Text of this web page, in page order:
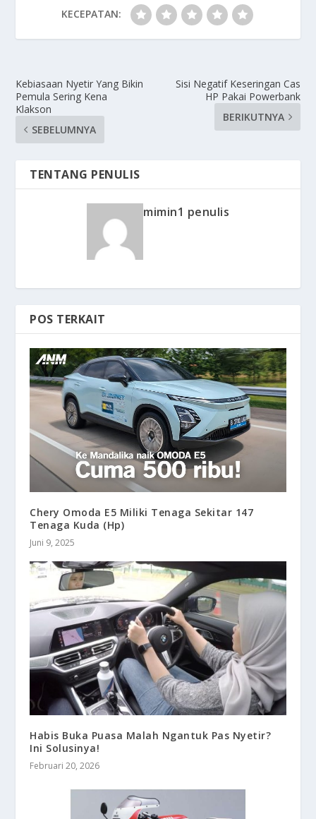
KECEPATAN:
Kebiasaan Nyetir Yang Bikin
Pemula Sering Kena
Klakson
SEBELUMNYA
Sisi Negatif Keseringan Cas
HP Pakai Powerbank
BERIKUTNYA
TENTANG PENULIS
mimin1 penulis
POS TERKAIT
Chery Omoda E5 Miliki Tenaga Sekitar 147
Tenaga Kuda (Hp)
Juni 9, 2025
Habis Buka Puasa Malah Ngantuk Pas Nyetir?
Ini Solusinya!
Februari 20, 2026